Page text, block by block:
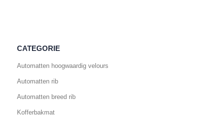
CATEGORIE
Automatten hoogwaardig velours
Automatten rib
Automatten breed rib
Kofferbakmat